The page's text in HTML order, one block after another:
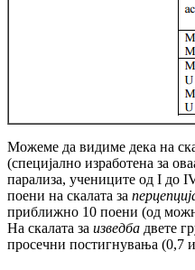
Можеме да видиме дека на
(специјално изра­ботена за
па­ра­ли­за, учениците од I до
поени на скалата за перцеп
при­­б­­лижно 10 поени (од
На скалата за изведба двете
просечни постигнувања (0,7